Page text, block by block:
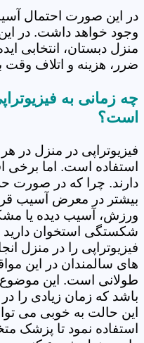
در این صورت احتمال
وجود خواهد داشت. در
منزل دبستان، انتخابی
ضرر، هزینه و اتلاف وقت
چه زمانی به
است؟
فیزیوتراپی در منزل در
استفاده است. اما برخی
دارند. چرا که در صورت
بیشتر در معرض آسیب
ورزش، آسیب دیده یا
شکستگی استخوان دارید
فیزیوتراپی را در منزل
های سالمندان در این
طولانی است. این موضوع
باشد که زمان زیادی را
این حالت به خوبی می
استفاده نمود تا پزشک